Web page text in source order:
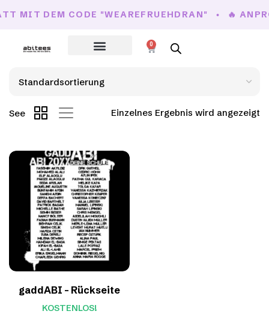
MIT DEM CODE "WEAREFRUEHDRAN" 🔥
0
Einzelnes Ergebnis wird angezeigt
See
gaddABI – Rückseite
KOSTENLOS!